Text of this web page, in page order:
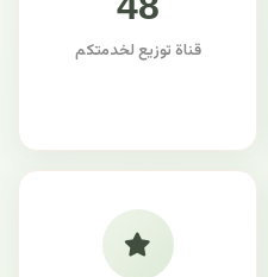
قناة توزيع لخدمتكم